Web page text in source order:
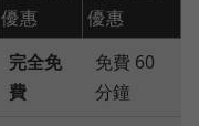
優惠
優惠
完全免
費
免費 60
分鐘